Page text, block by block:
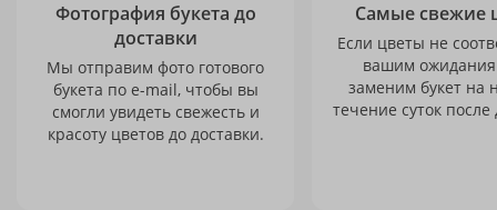
Фотография букета до
доставки
Мы отправим фото готового
букета по e-mail, чтобы вы
смогли увидеть свежесть и
красоту цветов до доставки.
Самые свежие
Если цветы не
вашим
заменим букет на
течение суток после